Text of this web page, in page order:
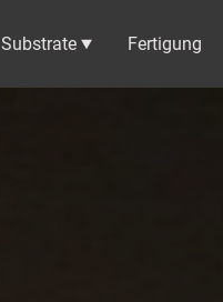
Substrate Fertigung